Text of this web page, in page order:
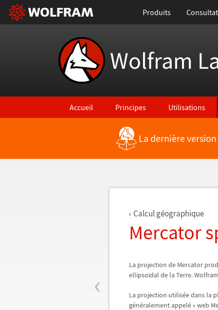
Produits
Wolfram
Accueil Principes Utilisations
Retour vers les nouvelles fonctionnalités
La dernière
‹
Calcul géographique
Mercator
La projection de Mercator
ellipsoïdal de la Terre.
La projection utilisée dans la
généralement appelé « web